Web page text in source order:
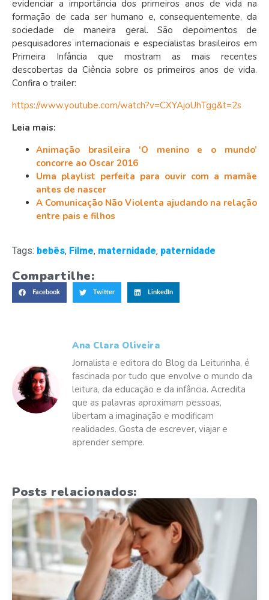
evidenciar a importância dos primeiros anos de vida na
formação de cada ser humano e, consequentemente, da
sociedade de maneira geral. São depoimentos de
pesquisadores internacionais e especialistas brasileiros em
Primeira Infância que mostram as mais recentes
descobertas da Ciência sobre os primeiros anos de vida.
Confira o trailer:
https://www.youtube.com/watch?v=CXYAjoUhTgg&t=2s
Leia mais:
Animação brasileira ‘O menino e o mundo’
concorre ao Oscar 2016
Uma playlist perfeita para ouvir com a mamãe
antes de nascer
A Comunicação Não Violenta ajudando na relação
entre pais e filhos
Tags: bebês, Filme, maternidade, paternidade
Compartilhe:
Facebook Twitter LinkedIn
Ana Clara Oliveira
Jornalista e editora do Blog da Leiturinha, é
fascinada por tudo que envolve o mundo da
leitura, da educação e da infância. Acredita
que as palavras aproximam pessoas,
libertam a imaginação e modificam
realidades. Gosta de escrever, viajar e
aprender sempre.
Posts relacionados: